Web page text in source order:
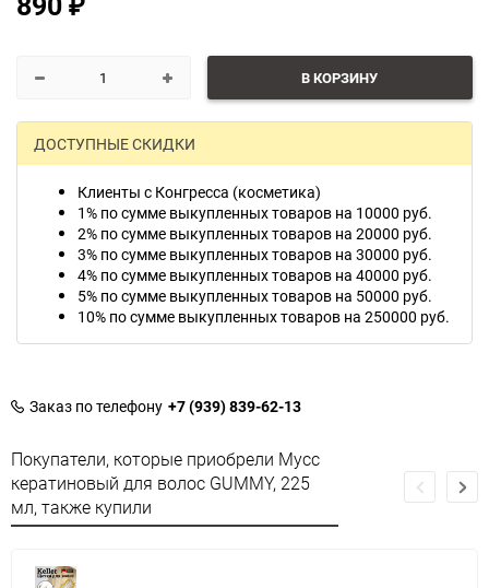
₽
В КОРЗИНУ
ДОСТУПНЫЕ СКИДКИ
Клиенты с Конгресса (косметика)
1% по сумме выкупленных товаров на 10000 руб.
2% по сумме выкупленных товаров на 20000 руб.
3% по сумме выкупленных товаров на 30000 руб.
4% по сумме выкупленных товаров на 40000 руб.
5% по сумме выкупленных товаров на 50000 руб.
10% по сумме выкупленных товаров на 250000 руб.
Заказ по телефону +7 (939) 839-62-13
Покупатели, которые приобрели Мусс
кератиновый для волос GUMMY, 225
мл, также купили